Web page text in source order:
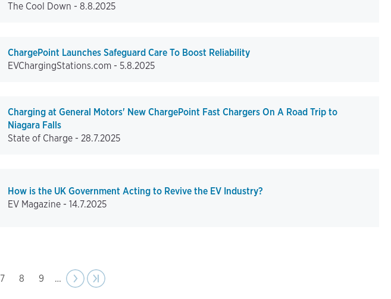
The Cool Down - 8.8.2025
ChargePoint Launches Safeguard Care To Boost Reliability
EVChargingStations.com - 5.8.2025
Charging at General Motors' New ChargePoint Fast Chargers On A Road Trip to
Niagara Falls
State of Charge - 28.7.2025
How is the UK Government Acting to Revive the EV Industry?
EV Magazine - 14.7.2025
Page
7 Page
8 Page
9 …
Next
›› Last page
›|